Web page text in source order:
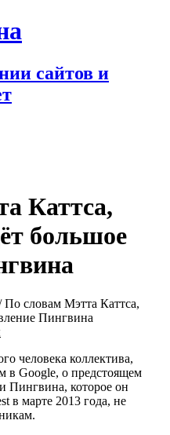
сайтов и
Каттса,
большое
По словам Мэтта Каттса,
Пингвина
человека коллектива,
в Google, о предстоящем
Пингвина, которое он
в марте 2013 года, не